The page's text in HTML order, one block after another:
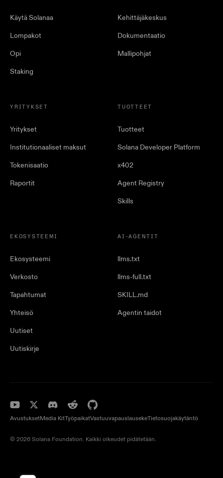
Käytä Solanaa
Lompakot
Opi
Staking
Kehittäjäkeskus
Dokumentaatio
Mallipohjat
YRITYKSET
Yritykset
Institutionaaliset maksut
Tokenisaatio
Raportit
TUOTTEET
Tuotteet
Solana Developer Platform
x402
Agent Registry
Skills
EKOSYSTEEMI
Ekosysteemi
Verkosto
Tapahtumat
Yhteisö
Uutiset
Uutiskirje
AI-AGENTIT
llms.txt
llms-full.txt
SKILL.md
Agentin taidot
AvustuksetMedia KitTyöpaikatVastuuvapauslausekeTietosuojakäytäntö
© 2026 Solana Foundation. Kaikki oikeudet pidätetään.